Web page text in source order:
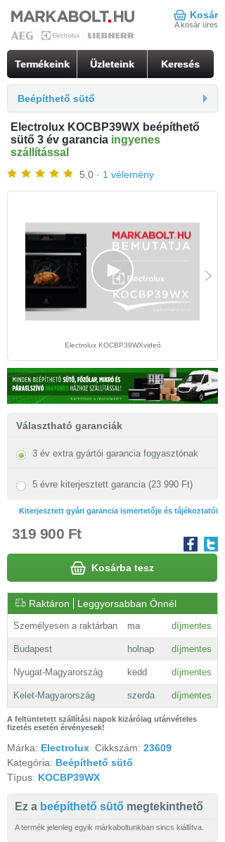
Kosár
A kosár üres
Termékeink Üzleteink Keresés
Beépíthető sütő
Electrolux KOCBP39WX beépíthető
sütő 3 év garancia ingyenes
szállítással
5,0 · 1 vélemény
Electrolux KOCBP39WXvideó
Választható garanciák
3 év extra gyártói garancia fogyasztónak
5 évre kiterjesztett garancia (23 990 Ft)
Kiterjesztett gyári garancia ismertetője és tájékoztatói
319 900 Ft
Kosárba tesz
Raktáron Leggyorsabban Önnél
Személyesen a raktárban ma díjmentes
Budapest holnap díjmentes
Nyugat-Magyarország kedd díjmentes
Kelet-Magyarország szerda díjmentes
A feltüntetett szállítási napok kizárólag utánvételes
fizetés esetén érvényesek!
Márka: Electrolux Cikkszám: 23609
Kategória: Beépíthető sütő
Típus: KOCBP39WX
Ez a beépíthető sütő megtekinthető
A termék jelenleg egyik márkaboltunkban sincs kiállítva.